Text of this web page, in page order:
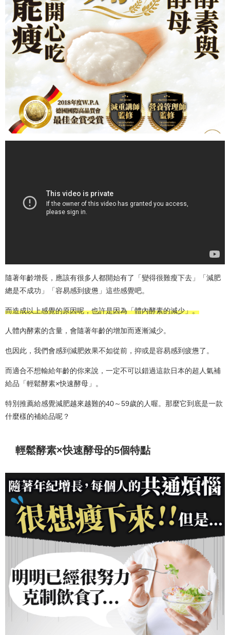
隨著年齡增長，應該有很多人都開始有了「變得很難瘦下去」「減肥
總是不成功」「容易感到疲憊」這些感覺吧。
而造成以上感覺的原因呢，也許是因為「體內酵素的減少」。
人體內酵素的含量，會隨著年齡的增加而逐漸減少。
也因此，我們會感到減肥效果不如從前，抑或是容易感到疲憊了。
而適合不想輸給年齡的你來說，一定不可以錯過這款日本的超人氣補
給品「輕鬆酵素×快速酵母」。
特別推薦給感覺減肥越來越難的40～59歲的人喔。那麼它到底是一款
什麼樣的補給品呢？
輕鬆酵素×快速酵母的5個特點